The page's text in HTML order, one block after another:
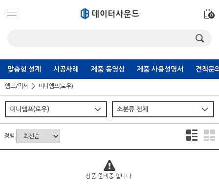
0
맞춤형 설계 시공사례 제품 동영상 제품 사용설명서 견적문
앰프/믹서 미니앰프(로우)
정렬
상품 준비중 입니다.